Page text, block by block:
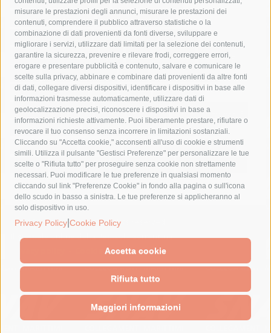
misurare le prestazioni degli annunci, misurare le prestazioni dei
contenuti, comprendere il pubblico attraverso statistiche o la
combinazione di dati provenienti da fonti diverse, sviluppare e
migliorare i servizi, utilizzare dati limitati per la selezione dei contenuti,
garantire la sicurezza, prevenire e rilevare frodi, correggere errori,
erogare e presentare pubblicità e contenuto, salvare e comunicare le
scelte sulla privacy, abbinare e combinare dati provenienti da altre fonti
di dati, collegare diversi dispositivi, identificare i dispositivi in base alle
informazioni trasmesse automaticamente, utilizzare dati di
geolocalizzazione precisi, riconoscere i dispositivi in base a
informazioni richieste attivamente. Puoi liberamente prestare, rifiutare o
revocare il tuo consenso senza incorrere in limitazioni sostanziali.
Cliccando su "Accetta cookie," acconsenti all'uso di cookie e strumenti
simili. Utilizza il pulsante "Gestisci Preferenze" per personalizzare le tue
scelte o "Rifiuta tutto" per proseguire senza cookie non strettamente
necessari. Puoi modificare le tue preferenze in qualsiasi momento
cliccando sul link "Preferenze Cookie" in fondo alla pagina o sull'icona
dello scudo in basso a sinistra. Le tue preferenze si applicheranno al
solo dispositivo in uso.
Privacy Policy Cookie Policy
Accetta cookie
Rifiuta tutto
Maggiori informazioni
comune di sorrento
concerto
contagi
costiera amalfitana
covid-19 eav
elezioni
fondazione sorrento
gori guardia costiera
incidente
lavori
lorenzo balducelli mare
massa lubrense
massimo coppola
Meta napoli
ordinanza
penisola sorrentina
piano di sorrento
polizia municipale
protezione civile
Regione Campania
sant'agnello
sindaco cuomo
sorrento studenti temporali
treni
turismo
Vico Equense villa fiorentino vincenzo de luca
© 2015 SorrentoPress. All rights reserved.
Il giornale online della Penisola Sorrentina
Cookie Policy